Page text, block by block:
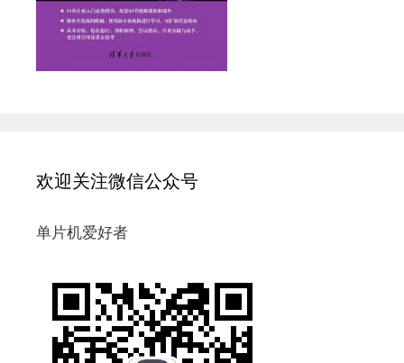
欢迎关注微信公众号
单片机爱好者